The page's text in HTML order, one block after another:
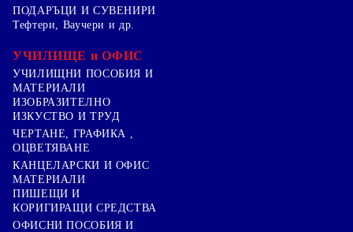
ПОДАРЪЦИ И СУВЕНИРИ
Тефтери, Ваучери и др.
УЧИЛИЩЕ и ОФИС
УЧИЛИЩНИ ПОСОБИЯ И
МАТЕРИАЛИ
ИЗОБРАЗИТЕЛНО
ИЗКУСТВО И ТРУД
ЧЕРТАНЕ, ГРАФИКА ,
ОЦВЕТЯВАНЕ
КАНЦЕЛАРСКИ И ОФИС
МАТЕРИАЛИ
ПИШЕЩИ И
КОРИГИРАЩИ СРЕДСТВА
ОФИСНИ ПОСОБИЯ И